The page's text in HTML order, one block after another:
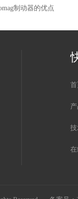
制动器的优点
首